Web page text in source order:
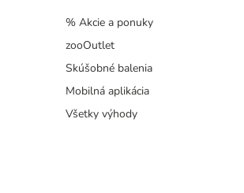
% Akcie a ponuky
zooOutlet
Skúšobné balenia
Mobilná aplikácia
Všetky výhody